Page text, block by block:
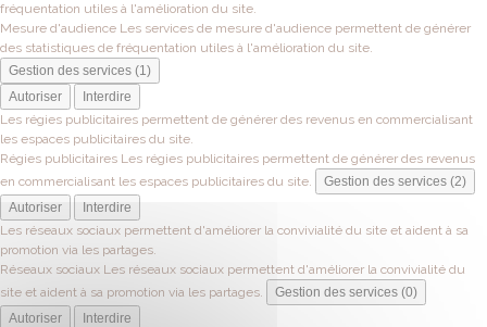
fréquentation utiles à l'amélioration du site.
Mesure d'audience Les services de mesure d'audience permettent de générer
des statistiques de fréquentation utiles à l'amélioration du site.
Gestion des services (1)
Autoriser
Interdire
Les régies publicitaires permettent de générer des revenus en commercialisant
les espaces publicitaires du site.
Régies publicitaires Les régies publicitaires permettent de générer des revenus
en commercialisant les espaces publicitaires du site.
Gestion des services (2)
Autoriser
Interdire
Les réseaux sociaux permettent d'améliorer la convivialité du site et aident à sa
promotion via les partages.
Réseaux sociaux Les réseaux sociaux permettent d'améliorer la convivialité du
site et aident à sa promotion via les partages.
Gestion des services (0)
Autoriser
Interdire